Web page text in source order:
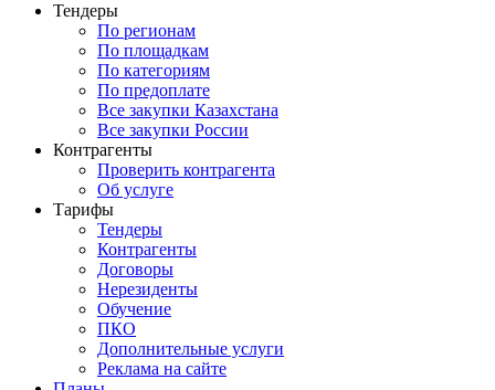
Тендеры
По регионам
По площадкам
По категориям
По предоплате
Все закупки Казахстана
Все закупки России
Контрагенты
Проверить контрагента
Об услуге
Тарифы
Тендеры
Контрагенты
Договоры
Нерезиденты
Обучение
ПКО
Дополнительные услуги
Реклама на сайте